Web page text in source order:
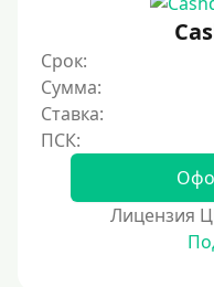
Срок:
Сумма:
Ставка:
Лицензия